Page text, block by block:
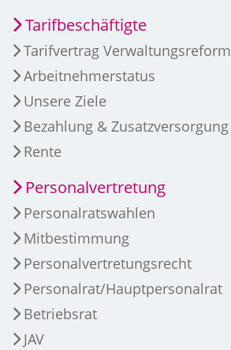
Tarifbeschäftigte
Tarifvertrag Verwaltungsreform
Arbeitnehmerstatus
Unsere Ziele
Bezahlung & Zusatzversorgung
Rente
Personalvertretung
Personalratswahlen
Mitbestimmung
Personalvertretungsrecht
Personalrat/Hauptpersonalrat
Betriebsrat
JAV